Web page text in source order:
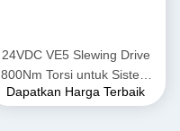
24VDC VE5 Slewing Drive
800Nm Torsi untuk Sistem
Pelacak Surya dalam
Dapatkan Harga Terbaik